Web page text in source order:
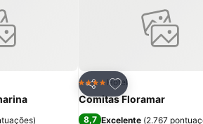
favoritos
)
Partilhar
Adicionar aos
4 EstrelasHotel
Comitas Floramar
8,7 Excelente (2.767